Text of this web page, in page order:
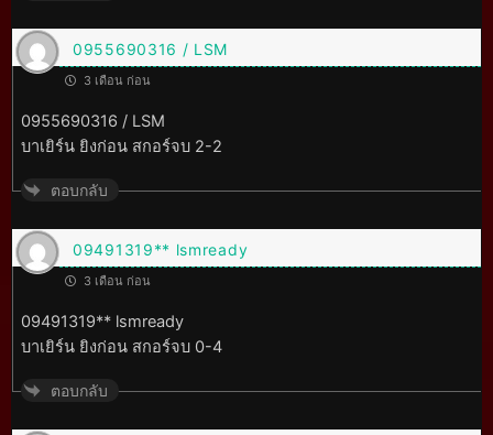
0955690316 / LSM
3 เดือน ก่อน
0955690316 / LSM
บาเยิร์น ยิงก่อน สกอร์จบ 2-2
ตอบกลับ
09491319** lsmready
3 เดือน ก่อน
09491319** lsmready
บาเยิร์น ยิงก่อน สกอร์จบ 0-4
ตอบกลับ